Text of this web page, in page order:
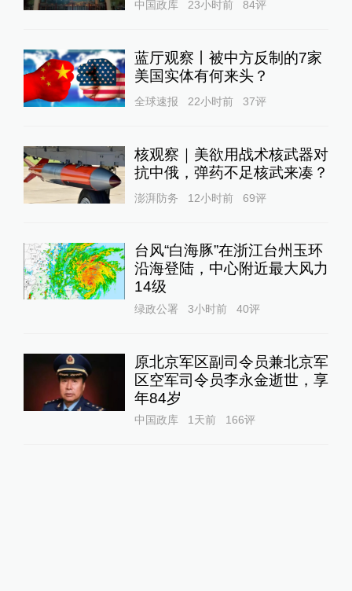
中国政库 23小时前 84评
蓝厅观察丨被中方反制的7家
美国实体有何来头？
全球速报 22小时前 37评
核观察｜美欲用战术核武器对
抗中俄，弹药不足核武来凑？
澎湃防务 12小时前 69评
台风“白海豚”在浙江台州玉环
沿海登陆，中心附近最大风力
14级
绿政公署 3小时前 40评
原北京军区副司令员兼北京军
区空军司令员李永金逝世，享
年84岁
中国政库 1天前 166评